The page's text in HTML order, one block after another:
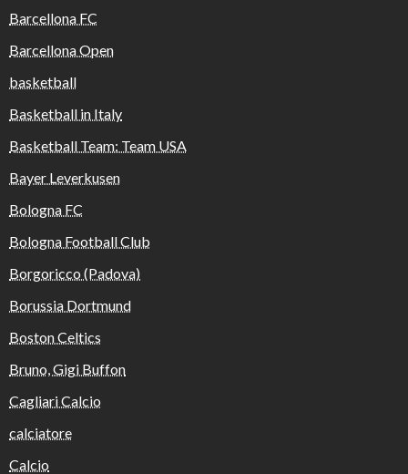
Barcellona FC
Barcellona Open
basketball
Basketball in Italy
Basketball Team: Team USA
Bayer Leverkusen
Bologna FC
Bologna Football Club
Borgoricco (Padova)
Borussia Dortmund
Boston Celtics
Bruno, Gigi Buffon
Cagliari Calcio
calciatore
Calcio